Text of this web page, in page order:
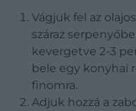
Vágjuk fel az
száraz
kevergetve 2-3
bele egy konyhai
finomra.
Adjuk hozzá a